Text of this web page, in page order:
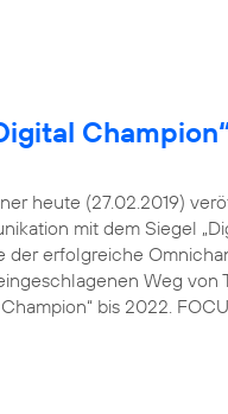
heute (27.02.2019)
mit dem Siegel
der erfolgreiche
Weg von
bis 2022.